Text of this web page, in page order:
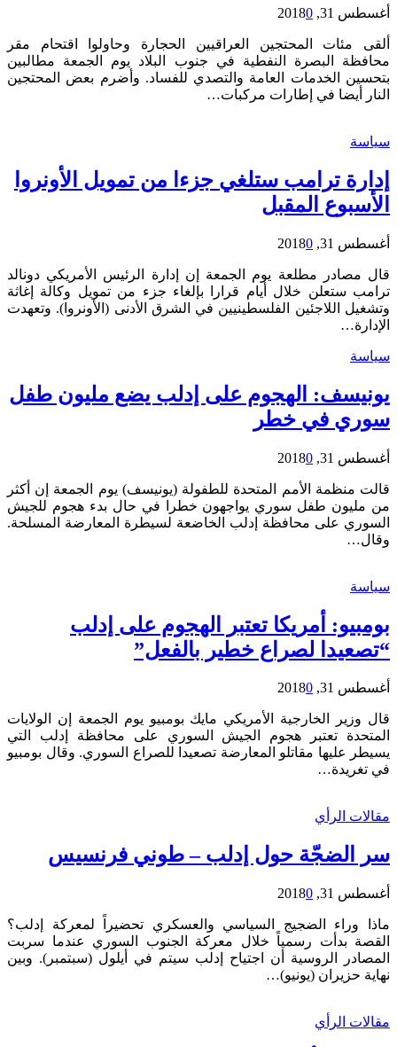
أغسطس 31, 2018 0
ألقى مئات المحتجين العراقيين الحجارة وحاولوا اقتحام مقر
محافظة البصرة النفطية في جنوب البلاد يوم الجمعة مطالبين
بتحسين الخدمات العامة والتصدي للفساد. وأضرم بعض المحتجين
النار أيضا في إطارات مركبات…
سياسة
إدارة ترامب ستلغي جزءا من تمويل الأونروا
الأسبوع المقبل
أغسطس 31, 2018 0
قال مصادر مطلعة يوم الجمعة إن إدارة الرئيس الأمريكي دونالد
ترامب ستعلن خلال أيام قرارا بإلغاء جزء من تمويل وكالة إغاثة
وتشغيل اللاجئين الفلسطينيين في الشرق الأدنى (الأونروا). وتعهدت
الإدارة…
سياسة
يونيسف: الهجوم على إدلب يضع مليون طفل
سوري في خطر
أغسطس 31, 2018 0
قالت منظمة الأمم المتحدة للطفولة (يونيسف) يوم الجمعة إن أكثر
من مليون طفل سوري يواجهون خطرا في حال بدء هجوم للجيش
السوري على محافظة إدلب الخاضعة لسيطرة المعارضة المسلحة.
وقال…
سياسة
بومبيو: أمريكا تعتبر الهجوم على إدلب
“تصعيدا لصراع خطير بالفعل”
أغسطس 31, 2018 0
قال وزير الخارجية الأمريكي مايك بومبيو يوم الجمعة إن الولايات
المتحدة تعتبر هجوم الجيش السوري على محافظة إدلب التي
يسيطر عليها مقاتلو المعارضة تصعيدا للصراع السوري. وقال بومبيو
في تغريدة…
مقالات الرأي
سر الضجّة حول إدلب – طوني فرنسيس
أغسطس 31, 2018 0
ماذا وراء الضجيج السياسي والعسكري تحضيراً لمعركة إدلب؟
القصة بدأت رسمياً خلال معركة الجنوب السوري عندما سربت
المصادر الروسية أن اجتياح إدلب سيتم في أيلول (سبتمبر). وبين
نهاية حزيران (يونيو)…
مقالات الرأي